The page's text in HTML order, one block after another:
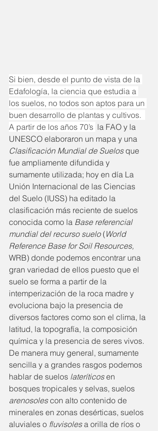
Si bien, desde el punto de vista de la
Edafología, la ciencia que estudia a
los suelos, no todos son aptos para un
buen desarrollo de plantas y cultivos.
A partir de los años 70’s la FAO y la
UNESCO elaboraron un mapa y una
Clasificación Mundial de Suelos que
fue ampliamente difundida y
sumamente utilizada; hoy en día La
Unión Internacional de las Ciencias
del Suelo (IUSS) ha editado la
clasificación más reciente de suelos
conocida como la Base referencial
mundial del recurso suelo (World
Reference Base for Soil Resources,
WRB) donde podemos encontrar una
gran variedad de ellos puesto que el
suelo se forma a partir de la
intemperización de la roca madre y
evoluciona bajo la presencia de
diversos factores como son el clima, la
latitud, la topografía, la composición
química y la presencia de seres vivos.
De manera muy general, sumamente
sencilla y a grandes rasgos podemos
hablar de suelos lateríticos en
bosques tropicales y selvas, suelos
arenosoles con alto contenido de
minerales en zonas desérticas, suelos
aluviales o fluvisoles a orilla de ríos o